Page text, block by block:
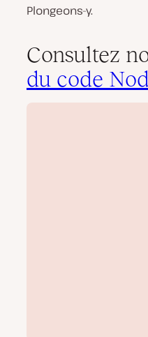
Plongeons-y.
Consultez
du code